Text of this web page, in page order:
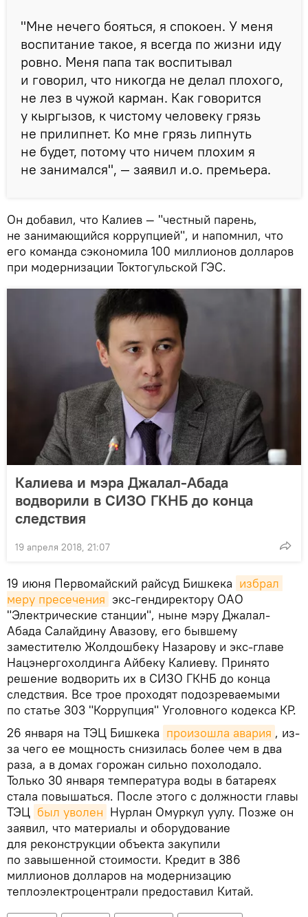
"Мне нечего бояться, я спокоен. У меня
воспитание такое, я всегда по жизни иду
ровно. Меня папа так воспитывал
и говорил, что никогда не делал плохого,
не лез в чужой карман. Как говорится
у кыргызов, к чистому человеку грязь
не прилипнет. Ко мне грязь липнуть
не будет, потому что ничем плохим я
не занимался", — заявил и.о. премьера.
Он добавил, что Калиев — "честный парень,
не занимающийся коррупцией", и напомнил, что
его команда сэкономила 100 миллионов долларов
при модернизации Токтогульской ГЭС.
Калиева и мэра Джалал-Абада
водворили в СИЗО ГКНБ до конца
следствия
19 апреля 2018, 21:07
19 июня Первомайский райсуд Бишкека избрал
меру пресечения экс-гендиректору ОАО
"Электрические станции", ныне мэру Джалал-
Абада Салайдину Авазову, его бывшему
заместителю Жолдошбеку Назарову и экс-главе
Нацэнергохолдинга Айбеку Калиеву. Принято
решение водворить их в СИЗО ГКНБ до конца
следствия. Все трое проходят подозреваемыми
по статье 303 "Коррупция" Уголовного кодекса КР.
26 января на ТЭЦ Бишкека произошла авария , из-
за чего ее мощность снизилась более чем в два
раза, а в домах горожан сильно похолодало.
Только 30 января температура воды в батареях
стала повышаться. После этого с должности главы
ТЭЦ был уволен Нурлан Омуркул уулу. Позже он
заявил, что материалы и оборудование
для реконструкции объекта закупили
по завышенной стоимости. Кредит в 386
миллионов долларов на модернизацию
теплоэлектроцентрали предоставил Китай.